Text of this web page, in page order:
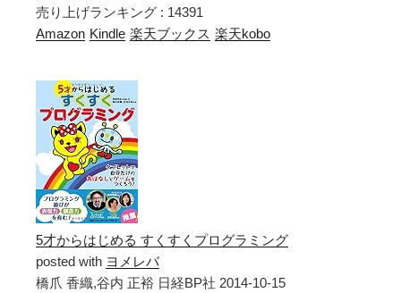
売り上げランキング : 14391
Amazon Kindle 楽天ブックス 楽天kobo
5才からはじめる すくすくプログラミング
posted with ヨメレバ
橋爪 香織,谷内 正裕 日経BP社 2014-10-15